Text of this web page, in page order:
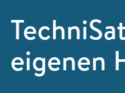
eigenen